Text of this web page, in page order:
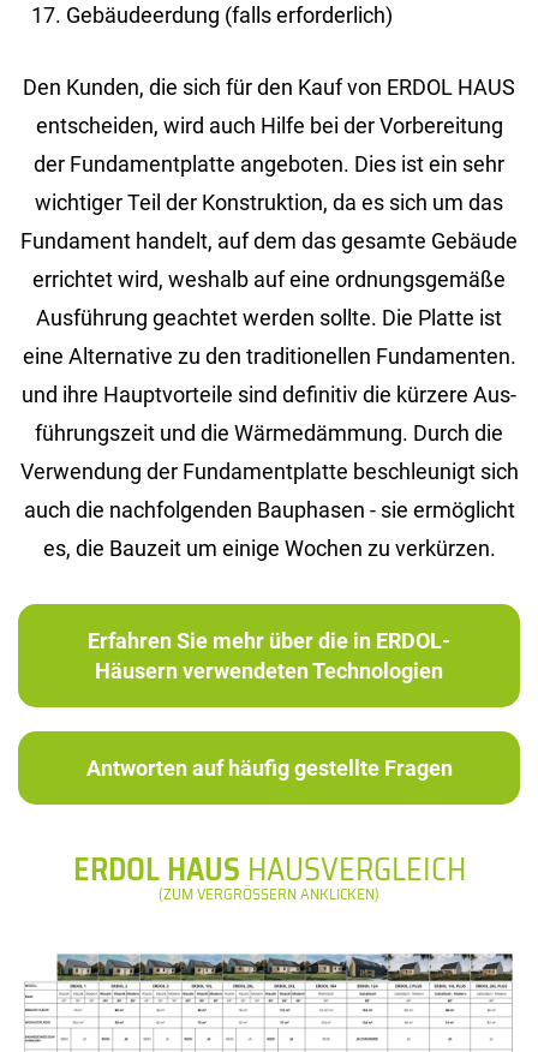
Gebäudeerdung (falls erforderlich)
Den Kun­den, die sich für den Kauf von ERDOL HAUS
ent­schei­den, wird auch Hilfe bei der Vor­be­rei­tung
der Fun­da­ment­plat­te an­ge­bo­ten. Dies ist ein sehr
wich­ti­ger Teil der Kon­struk­ti­on, da es sich um das
Fun­da­ment han­delt, auf dem das ge­sam­te Ge­bäu­de
er­rich­tet wird, wes­halb auf eine ord­nungs­ge­mä­ße
Aus­füh­rung ge­ach­tet wer­den soll­te. Die Plat­te ist
eine Al­ter­na­ti­ve zu den tra­di­tio­nel­len Fun­da­men­ten.
und ihre Haupt­vor­tei­le sind de­fi­ni­tiv die kür­ze­re Aus­
füh­rungs­zeit und die Wär­me­däm­mung. Durch die
Ver­wen­dung der Fun­da­ment­plat­te be­schleu­nigt sich
auch die nach­fol­gen­den Bau­pha­sen - sie er­mög­licht
es, die Bau­zeit um ei­ni­ge Wo­chen zu ver­kür­zen.
Erfahren Sie mehr über die in ERDOL-
Häusern verwendeten Technologien
Antworten auf häufig gestellte Fragen
ERDOL HAUS HAUSVERGLEICH
(ZUM VERGRÖSSERN ANKLICKEN)